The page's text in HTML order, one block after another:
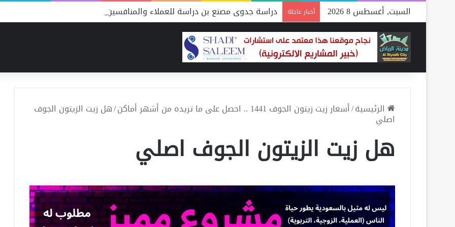
السبت, أغسطس 8 2026 أخبار عاجلة دراسة جدوى مصنع بن دراسة للعملاء والمنافسين
الرئيسية/أسعار زيت زيتون الجوف 1441 .. احصل على ما تريده من أشهر أماكن /هل زيت الزيتون الجوف
اصلي
هل زيت الزيتون الجوف اصلي